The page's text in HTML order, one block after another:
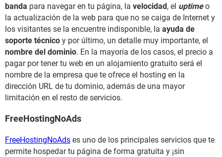
banda para navegar en tu página, la velocidad, el uptimeo
la actualización de la web para que no se caiga de Internet y
los visitantes se la encuentre indisponible, la ayuda de
soporte técnico y por último, un detalle muy importante, el
nombre del dominio. En la mayoría de los casos, el precio a
pagar por tener tu web en un alojamiento gratuito será el
nombre de la empresa que te ofrece el hosting en la
dirección URL de tu dominio, además de una mayor
limitación en el resto de servicios.
FreeHostingNoAds
FreeHostingNoAds es uno de los principales servicios que te
permite hospedar tu página de forma gratuita y ¡sin